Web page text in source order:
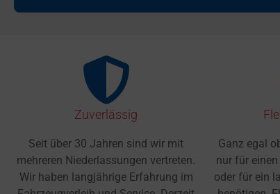
Zuverlässig
Seit über 30 Jahren sind wir mit
mehreren Niederlassungen vertreten.
Wir haben langjährige Erfahrung im
Ganz egal
nur für
oder für ein